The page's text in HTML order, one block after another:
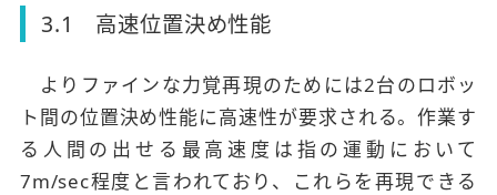
3.1 高速位置決め性能
よりファインな力覚再現のためには2台のロボッ
ト間の位置決め性能に高速性が要求される。作業す
る人間の出せる最高速度は指の運動において
7m/sec程度と言われており、これらを再現できる